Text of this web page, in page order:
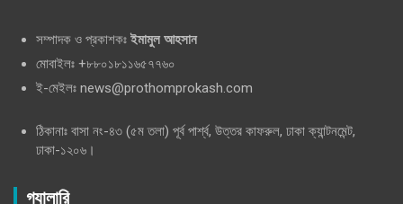
সম্পাদক ও প্রকাশকঃ ইমামুল আহসান
মোবাইলঃ +৮৮০১৮১১৬৫৭৭৬০
ই-মেইলঃ news@prothomprokash.com
ঠিকানাঃ বাসা নং-৪৩ (৫ম তলা) পূর্ব পার্শ্ব, উত্তর কাফরুল, ঢাকা ক্যান্টনমেন্ট,
ঢাকা-১২০৬।
গ্যালারি